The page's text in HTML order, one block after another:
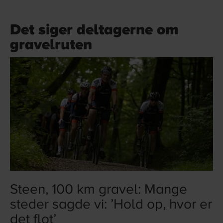
Det siger deltagerne om
gravelruten
Steen, 100 km gravel: Mange
steder sagde vi: ’Hold op, hvor er
det flot’